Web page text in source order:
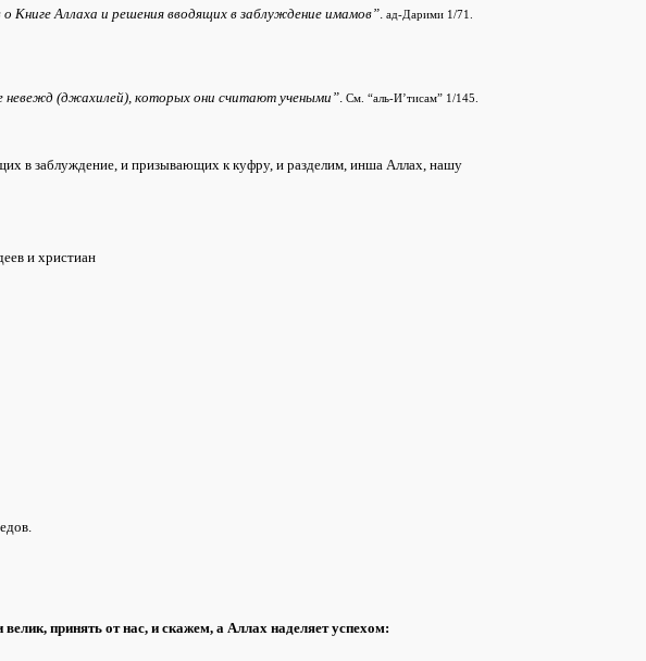
Книге Аллаха и решения вводящих в заблуждение имамов” ад-Дарими 1/71.
невежд (джахилей), которых они считают учеными” См. “аль-И’тисам” 1/145.
в заблуждение, и призывающих к куфру, и разделим, инша Аллах, нашу
и христиан
принять от нас, и скажем, а Аллах наделяет успехом: